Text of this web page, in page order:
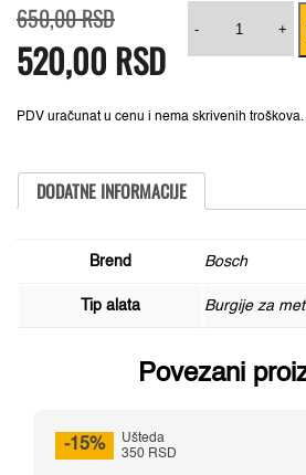
650,00RSDcena
je
bila:
650,00 RSD.
520,00 RSD
cena
je:
520,00 RSD.
PDV uračunat u cenu i nema skrivenih troškova.
-
burgija
metal
DIN
1
količina
+
DODATNE INFORMACIJE
Brend Bosch
Tip alata Burgije za
Povezani
-15%
Ušteda
350 RSD